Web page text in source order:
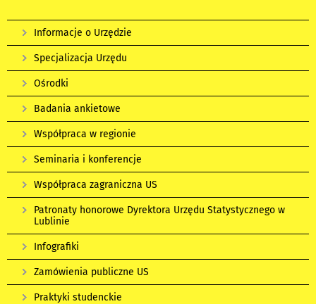
Informacje o Urzędzie
Specjalizacja Urzędu
Ośrodki
Badania ankietowe
Współpraca w regionie
Seminaria i konferencje
Współpraca zagraniczna US
Patronaty honorowe Dyrektora Urzędu Statystycznego w
Lublinie
Infografiki
Zamówienia publiczne US
Praktyki studenckie